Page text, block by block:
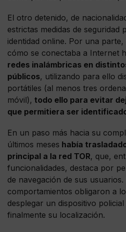
El otro detenido, de
estrictas medidas de seguridad
identidad online. Por una
cómo se conectaba a Internet
redes inalámbricas en
públicos, utilizando para ello
portátiles (al menos tres
móvil), todo ello para evitar
que permitiera ser
En un paso más hacia su
últimos meses había
principal a la red TOR, que,
funcionalidades, destaca por
de navegación de sus usuarios.
comportamientos obligaron a
desplegar un dispositivo
finalmente su localización.